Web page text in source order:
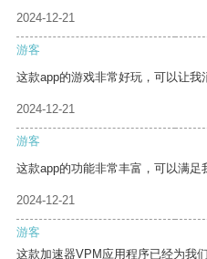
2024-12-21
游客
这款app的游戏非常好玩，可以让我
2024-12-21
游客
这款app的功能非常丰富，可以满足
2024-12-21
游客
这款加速器VPM应用程序已经为我